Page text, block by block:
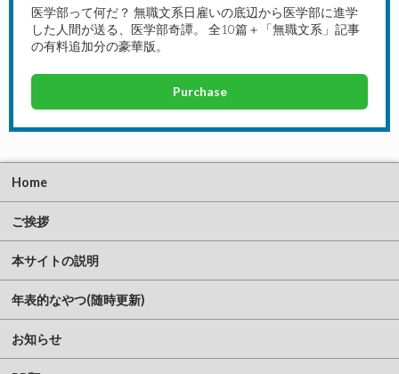
医学部って何だ？ 無職文系日雇いの底辺から医学部に進学
した人間が送る、医学部奇譚。 全10篇＋「無職文系」記事
の有料追加分の豪華版。
Purchase
Home
ご挨拶
本サイトの説明
年表的なやつ(随時更新)
お知らせ